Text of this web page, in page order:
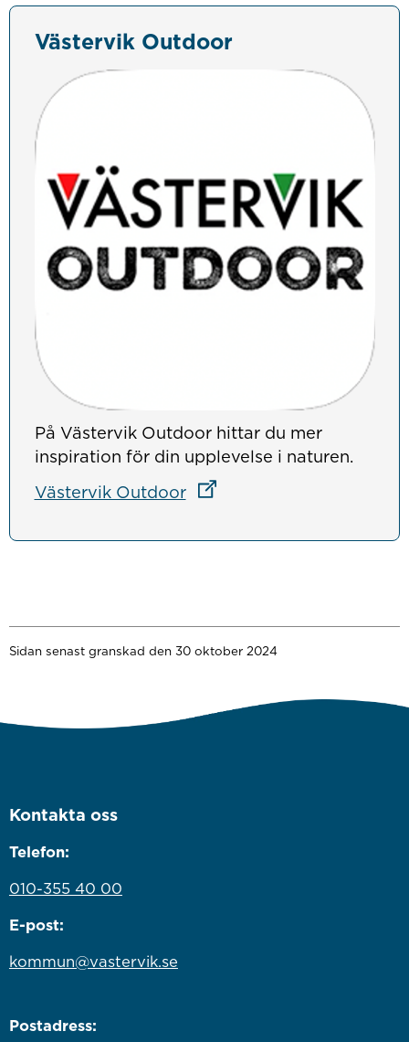
Västervik Outdoor
På Västervik Outdoor hittar du mer
inspiration för din upplevelse i naturen.
Västervik OutdoorLänk till annan webbplats
Sidan senast granskad den 30 oktober 2024
Kontakta oss
Telefon:
010-355 40 00
E-post:
kommun@vastervik.se
Postadress: